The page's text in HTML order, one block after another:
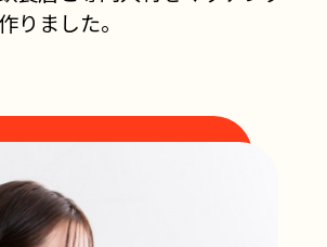
りました。